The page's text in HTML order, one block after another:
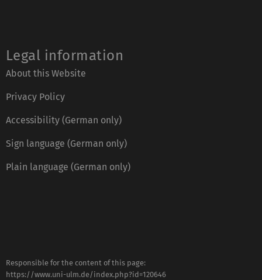
Legal information
About this Website
Privacy Policy
Accessibility (German only)
Sign language (German only)
Plain language (German only)
Responsible for the content of this page:
https://www.uni-ulm.de/index.php?id=120646